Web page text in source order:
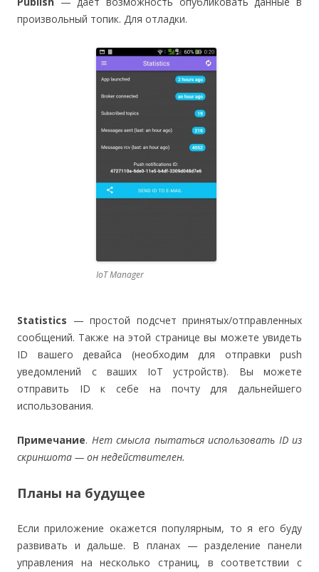
произвольный топик. Для отладки.
IoT Manager
Statistics — простой подсчет принятых/отправленных
сообщений. Также на этой странице вы можете увидеть
ID вашего девайса (необходим для отправки push
уведомлений с ваших IoT устройств). Вы можете
отправить ID к себе на почту для дальнейшего
использования.
Примечание. Нет смысла пытаться использовать ID из
скриншота — он недействителен.
Планы на будущее
Если приложение окажется популярным, то я его буду
развивать и дальше. В планах — разделение панели
управления на несколько страниц, в соответствии с